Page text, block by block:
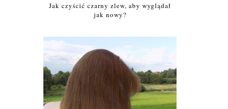
Jak czyścić czarny zlew, aby wyglądał
jak nowy?